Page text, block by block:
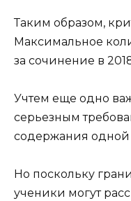
Таким образом,
Максимальное
за сочинение в
Учтем еще одно
серьезным
содержания одной
Но поскольку
ученики могут